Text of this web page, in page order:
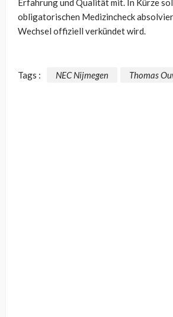
Erfahrung und Qualität mit. In Kürze
obligatorischen Medizincheck
Wechsel offiziell verkündet wird.
Tags : NEC Nijmegen Thomas